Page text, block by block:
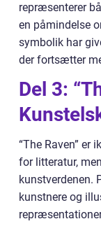
repræsenterer
en påmindelse
symbolik har
der fortsætter
Del 3:
“The Raven” er
for litteratur,
kunstverdenen.
kunstnere og